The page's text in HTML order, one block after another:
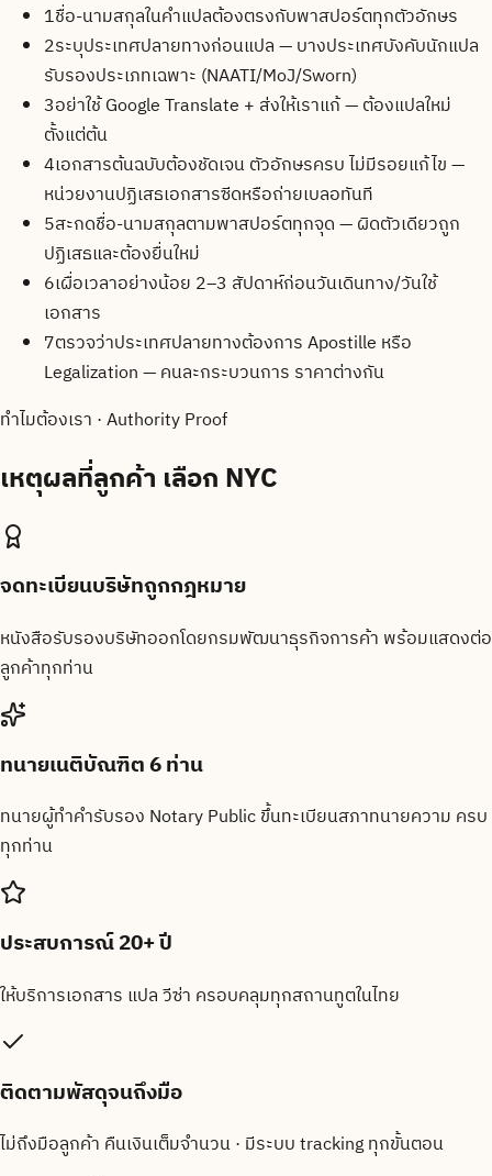
1ชื่อ-นามสกุลในคำแปลต้องตรงกับพาสปอร์ตทุกตัวอักษร
2ระบุประเทศปลายทางก่อนแปล — บางประเทศบังคับนักแปล
รับรองประเภทเฉพาะ (NAATI/MoJ/Sworn)
3อย่าใช้ Google Translate + ส่งให้เราแก้ — ต้องแปลใหม่
ตั้งแต่ต้น
4เอกสารต้นฉบับต้องชัดเจน ตัวอักษรครบ ไม่มีรอยแก้ไข —
หน่วยงานปฏิเสธเอกสารซีดหรือถ่ายเบลอทันที
5สะกดชื่อ-นามสกุลตามพาสปอร์ตทุกจุด — ผิดตัวเดียวถูก
ปฏิเสธและต้องยื่นใหม่
6เผื่อเวลาอย่างน้อย 2–3 สัปดาห์ก่อนวันเดินทาง/วันใช้
เอกสาร
7ตรวจว่าประเทศปลายทางต้องการ Apostille หรือ
Legalization — คนละกระบวนการ ราคาต่างกัน
ทำไมต้องเรา · Authority Proof
เหตุผลที่ลูกค้า เลือก NYC
จดทะเบียนบริษัทถูกกฎหมาย
หนังสือรับรองบริษัทออกโดยกรมพัฒนาธุรกิจการค้า พร้อมแสดงต่อ
ลูกค้าทุกท่าน
ทนายเนติบัณฑิต 6 ท่าน
ทนายผู้ทำคำรับรอง Notary Public ขึ้นทะเบียนสภาทนายความ ครบ
ทุกท่าน
ประสบการณ์ 20+ ปี
ให้บริการเอกสาร แปล วีซ่า ครอบคลุมทุกสถานทูตในไทย
ติดตามพัสดุจนถึงมือ
ไม่ถึงมือลูกค้า คืนเงินเต็มจำนวน · มีระบบ tracking ทุกขั้นตอน